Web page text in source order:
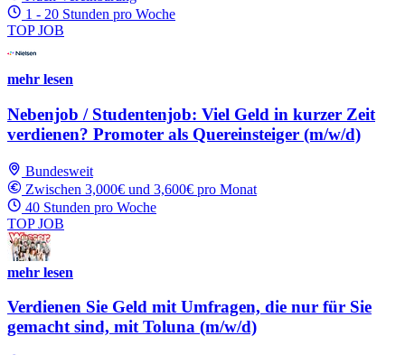
1 - 20 Stunden pro Woche
TOP JOB
mehr lesen
Nebenjob / Studentenjob: Viel Geld in kurzer Zeit
verdienen? Promoter als Quereinsteiger (m/w/d)
Bundesweit
Zwischen 3,000€ und 3,600€ pro Monat
40 Stunden pro Woche
TOP JOB
mehr lesen
Verdienen Sie Geld mit Umfragen, die nur für Sie
gemacht sind, mit Toluna (m/w/d)